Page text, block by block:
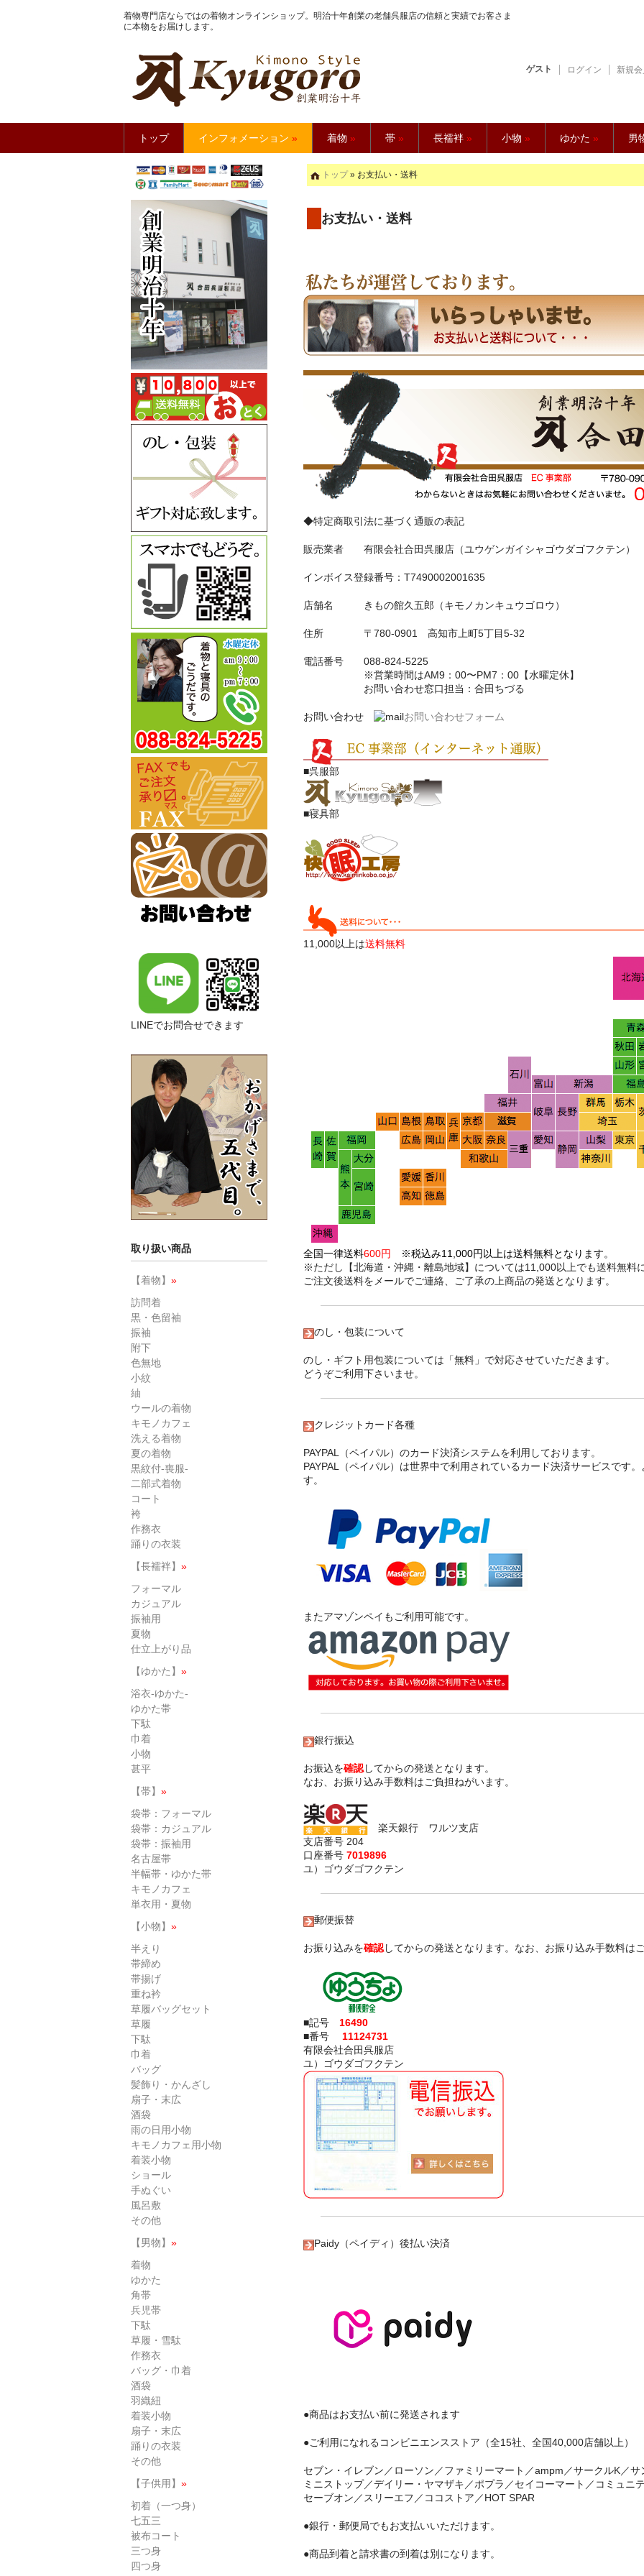
着物専門店ならではの着物オンラインショップ。明治十年創業の老舗呉服店の信頼と実績でお客さま
に本物をお届けします。
きもの館【久五郎】
ゲスト ログイン 新規
トップ インフォメーション » 着物 » 帯 » 長襦袢 » 小物 » ゆかた » 男
トップ» お支払い・送料
お支払い・送料
◆特定商取引法に基づく通販の表記
販売業者 有限会社合田呉服店（ユウゲンガイシャゴウダゴフクテン）
インボイス登録番号：T7490002001635
店舗名 きもの館久五郎（キモノカンキュウゴロウ）
住所 〒780-0901 高知市上町5丁目5-32
電話番号 088-824-5225
※営業時間はAM9：00〜PM7：00【水曜定休】
お問い合わせ窓口担当：合田ちづる
お問い合わせ お問い合わせフォーム
■呉服部
■寝具部
11,000以上は送料無料
全国一律送料600円
※税込み11,000円以上は送料無料となります。
※ただし【北海道・沖縄・離島地域】については11,000以上でも送料無料
ご注文後送料をメールでご連絡、ご了承の上商品の発送となります。
のし・包装について
のし・ギフト用包装については「無料」で対応させていただきます。
どうぞご利用下さいませ。
クレジットカード各種
PAYPAL（ペイパル）のカード決済システムを利用しております。
PAYPAL（ペイパル）は世界中で利用されているカード決済サービスです
す。
またアマゾンペイもご利用可能です。
銀行振込
お振込を確認してからの発送となります。
なお、お振り込み手数料はご負担ねがいます。
楽天銀行 ワルツ支店
支店番号 204
口座番号 7019896
ユ）ゴウダゴフクテン
郵便振替
お振り込みを確認してからの発送となります。なお、お振り込み手数料は
■記号 16490
■番号 11124731
有限会社合田呉服店
ユ）ゴウダゴフクテン
Paidy（ペイディ）後払い決済
●商品はお支払い前に発送されます
●ご利用になれるコンビニエンスストア（全15社、全国40,000店舗以上）
セブン・イレブン／ローソン／ファミリーマート／ampm／サークルK／サ
ミニストップ／デイリー・ヤマザキ／ポプラ／セイコーマート／コミュニ
セーブオン／スリーエフ／ココストア／HOT SPAR
●銀行・郵便局でもお支払いいただけます。
●商品到着と請求書の到着は別になります。
LINEでお問合せできます
取り扱い商品
【着物】 »
訪問着
黒・色留袖
振袖
附下
色無地
小紋
紬
ウールの着物
キモノカフェ
洗える着物
夏の着物
黒紋付-喪服-
二部式着物
コート
袴
作務衣
踊りの衣装
【長襦袢】 »
フォーマル
カジュアル
振袖用
夏物
仕立上がり品
【ゆかた】 »
浴衣-ゆかた-
ゆかた帯
下駄
巾着
小物
甚平
【帯】 »
袋帯：フォーマル
袋帯：カジュアル
袋帯：振袖用
名古屋帯
半幅帯・ゆかた帯
キモノカフェ
単衣用・夏物
【小物】 »
半えり
帯締め
帯揚げ
重ね衿
草履バッグセット
草履
下駄
巾着
バッグ
髪飾り・かんざし
扇子・末広
酒袋
雨の日用小物
キモノカフェ用小物
着装小物
ショール
手ぬぐい
風呂敷
その他
【男物】 »
着物
ゆかた
角帯
兵児帯
下駄
草履・雪駄
作務衣
バッグ・巾着
酒袋
羽織紐
着装小物
扇子・末広
踊りの衣装
その他
【子供用】 »
初着（一つ身）
七五三
被布コート
三つ身
四つ身